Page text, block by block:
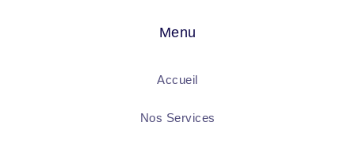
Menu
Accueil
Nos Services